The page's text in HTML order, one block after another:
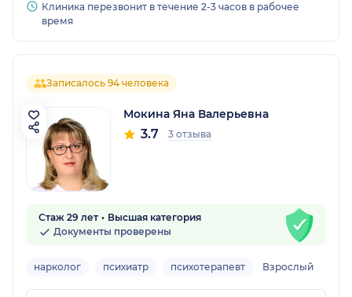
Клиника перезвонит в течение 2-3 часов в рабочее
время
Записалось 94 человека
Мокина Яна Валерьевна
3.7 3 отзыва
Стаж 29 лет
Высшая категория
Документы проверены
нарколог психиатр психотерапевт Взрослый